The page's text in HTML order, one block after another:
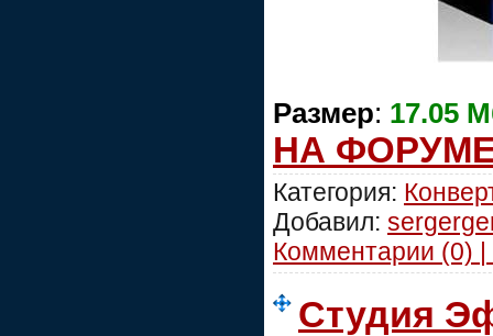
Размер: 17.05
НА
Категория:
Добавил:
Комментарии (0) |
Студия